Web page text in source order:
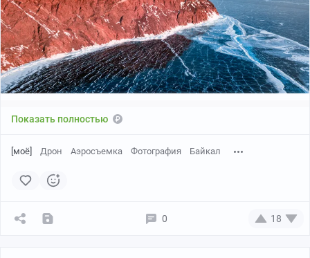
Показать полностью
[моё] Дрон Аэросъемка Фотография Байкал
0 18